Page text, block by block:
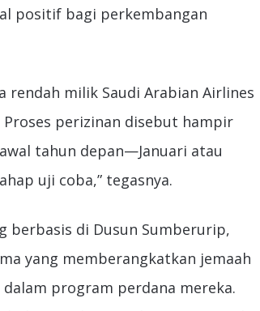
positif bagi perkembangan
rendah milik Saudi Arabian Airlines
perizinan disebut hampir
tahun depan—Januari atau
uji coba,” tegasnya.
berbasis di Dusun Sumberurip,
yang memberangkatkan jemaah
program perdana mereka.